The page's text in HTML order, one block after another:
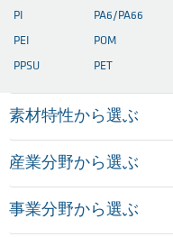
PI
PEI
PPSU
PA6/PA66
POM
PET
素材特性から選ぶ
産業分野から選ぶ
事業分野から選ぶ